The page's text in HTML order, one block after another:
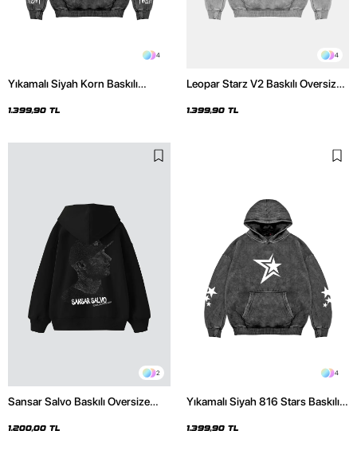
4
Yıkamalı Siyah Korn Baskılı
1.399,90 TL
4
Leopar Starz V2 Baskılı Oversize
Hoodie
1.399,90 TL
2
Sansar Salvo Baskılı Oversize
1.200,00 TL
4
Yıkamalı Siyah 816 Stars Baskılı
1.399,90 TL